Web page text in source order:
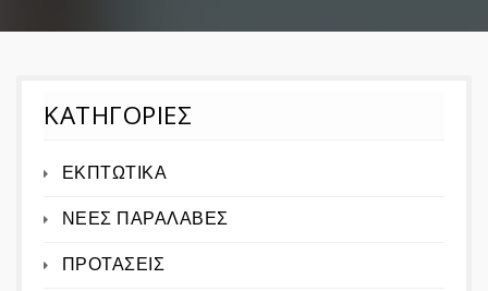
ΚΑΤΗΓΟΡΙΕΣ
ΕΚΠΤΩΤΙΚΑ
ΝΕΕΣ ΠΑΡΑΛΑΒΕΣ
ΠΡΟΤΑΣΕΙΣ